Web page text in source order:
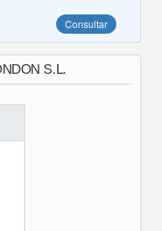
Consultar
S.L.